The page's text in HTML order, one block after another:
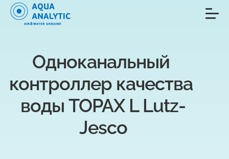
Одноканальный
контроллер качества
воды TOPAX L Lutz-
Jesco